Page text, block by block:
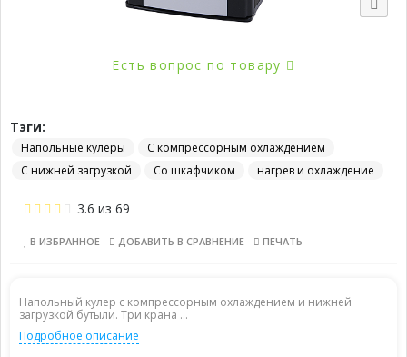
Есть вопрос по товару
Тэги:
Напольные кулеры
С компрессорным охлаждением
С нижней загрузкой
Со шкафчиком нагрев и охлаждение
3.6 из 69
В ИЗБРАННОЕ ДОБАВИТЬ В СРАВНЕНИЕ ПЕЧАТЬ
Напольный кулер с компрессорным охлаждением и нижней
загрузкой бутыли. Три крана ...
Подробное описание